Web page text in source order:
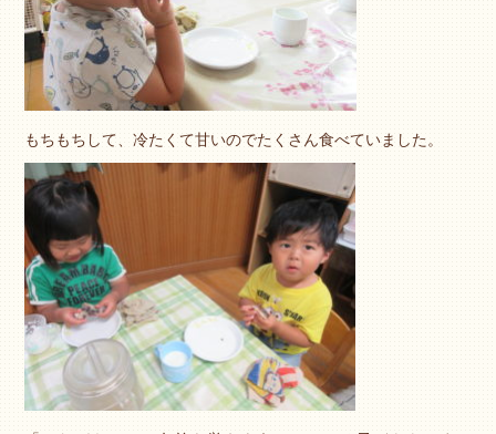
もちもちして、冷たくて甘いのでたくさん食べていました。